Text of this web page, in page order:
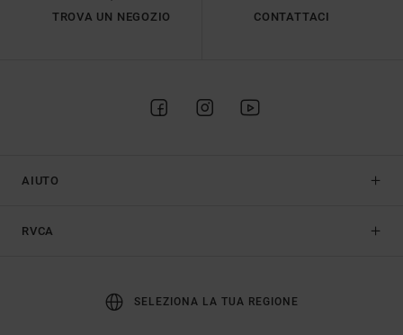
TROVA UN NEGOZIO CONTATTACI
AIUTO
RVCA
SELEZIONA LA TUA REGIONE